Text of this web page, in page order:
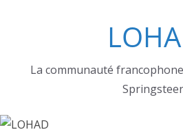
La communauté